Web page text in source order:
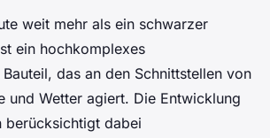
weit mehr als ein schwarzer
ein hochkomplexes
das an den Schnittstellen von
und Wetter agiert. Die Entwicklung
berücksichtigt dabei